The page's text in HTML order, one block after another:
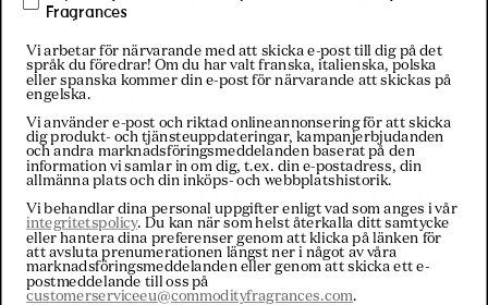
du kan prova den innan den ens
lanseras i december.
förmånen?
Medlemmar med tidig tillgång
kommer att få sitt prov
uppgraderat till en gratis 10 ml.
För att kvalificera dig behöver du
bara skapa ettgratis
Commodity.Circle.
Fragrances
Vi arbetar för närvarande med att skicka e-post till dig på det
språk du föredrar! Om du har valt franska, italienska, polska
eller spanska kommer din e-post för närvarande att skickas på
engelska.
Vi använder e-post och riktad onlineannonsering för att skicka
dig produkt- och tjänsteuppdateringar, kampanjerbjudanden
och andra marknadsföringsmeddelanden baserat på den
information vi samlar in om dig, t.ex. din e-postadress, din
allmänna plats och din inköps- och webbplatshistorik.
Vi behandlar dina personal uppgifter enligt vad som anges i vår
integritetspolicy. Du kan när som helst återkalla ditt samtycke
eller hantera dina preferenser genom att klicka på länken för
att avsluta prenumerationen längst ner i något av våra
marknadsföringsmeddelanden eller genom att skicka ett e-
postmeddelande till oss på
customerserviceeu@commodityfragrances.com.